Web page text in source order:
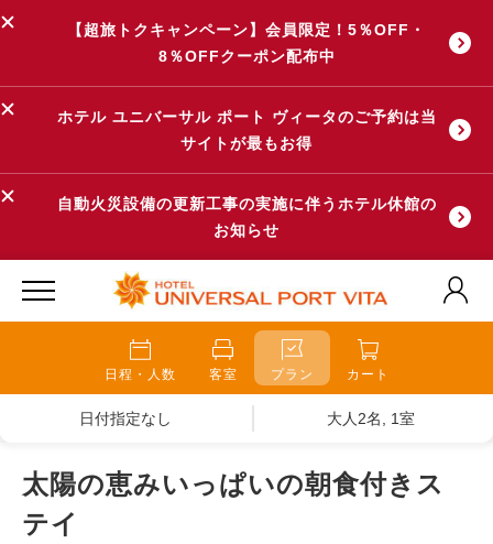
【超旅トクキャンペーン】会員限定！5％OFF・
8％OFFクーポン配布中
ホテル ユニバーサル ポート ヴィータのご予約は当
サイトが最もお得
自動火災設備の更新工事の実施に伴うホテル休館の
お知らせ
日程・人数 客室 プラン カート
日付指定なし 大人2名, 1室
太陽の恵みいっぱいの朝食付きス
テイ